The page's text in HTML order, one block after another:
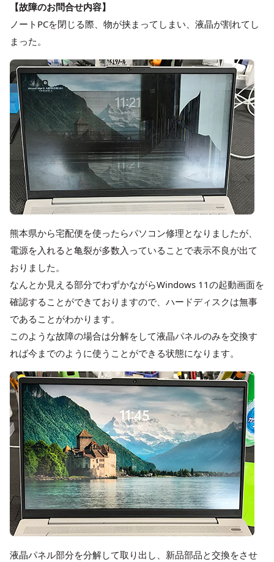
【故障のお問合せ内容】
ノートPCを閉じる際、物が挟まってしまい、液晶が割れてし
まった。
熊本県から宅配便を使ったらパソコン修理となりましたが、
電源を入れると亀裂が多数入っていることで表示不良が出て
おりました。
なんとか見える部分でわずかながらWindows 11の起動画面を
確認することができておりますので、ハードディスクは無事
であることがわかります。
このような故障の場合は分解をして液晶パネルのみを交換す
れば今までのように使うことができる状態になります。
液晶パネル部分を分解して取り出し、新品部品と交換をさせ